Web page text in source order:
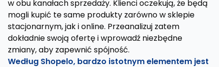
w obu kanałach sprzedaży. Klienci oczekują, że będą
mogli kupić te same produkty zarówno w sklepie
stacjonarnym, jak i online. Przeanalizuj zatem
dokładnie swoją ofertę i wprowadź niezbędne
zmiany, aby zapewnić spójność.
Według Shopelo, bardzo istotnym elementem jest